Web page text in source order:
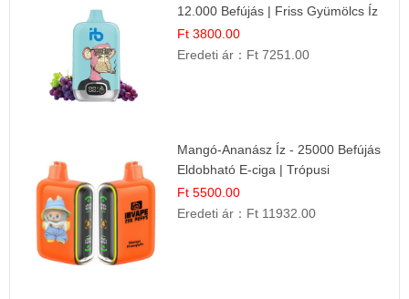
12.000 Befújás | Friss Gyümölcs Íz
Ft 3800.00
Eredeti ár： Ft 7251.00
Mangó-Ananász Íz - 25000 Befújás
Eldobható E-ciga | Trópusi
Gyümölcs Élmény!
Ft 5500.00
Eredeti ár： Ft 11932.00